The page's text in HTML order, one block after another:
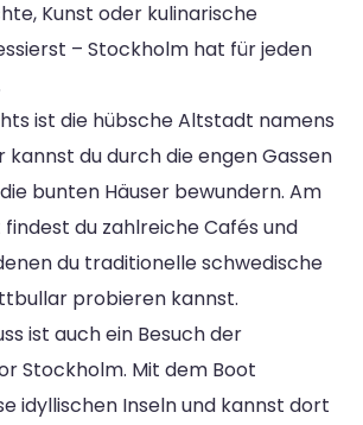
Kunst oder kulinarische
– Stockholm hat für jeden
ist die hübsche Altstadt namens
kannst du durch die engen Gassen
bunten Häuser bewundern. Am
du zahlreiche Cafés und
du traditionelle schwedische
probieren kannst.
ist auch ein Besuch der
Stockholm. Mit dem Boot
idyllischen Inseln und kannst dort